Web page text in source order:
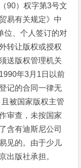
90）权字第3号文
易有关规定》中
位、个人签订的对
转让版权或授权
送版权管理机关
年3月1日以前
记的合同一律无
被国家版权主管
审查，未按国家
含有迪斯尼公司
见的。由于少儿
出版社承担。